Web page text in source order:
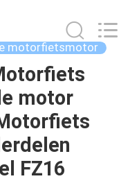
motorfietsmotor
motor
FZ16